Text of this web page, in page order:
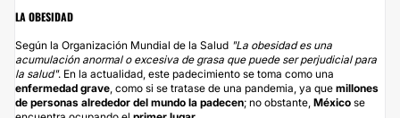
LA OBESIDAD
Según la Organización Mundial de la Salud "La obesidad es una
acumulación anormal o excesiva de grasa que puede ser perjudicial para
la salud". En la actualidad, este padecimiento se toma como una
enfermedad grave , como si se tratase de una pandemia, ya que millones
de personas alrededor del mundo la padecen; no obstante, México se